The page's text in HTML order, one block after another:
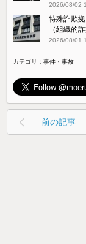
2026/08/02
特殊詐欺
（組織的
2026/08/01
カテゴリ：事件・事故
前の記事